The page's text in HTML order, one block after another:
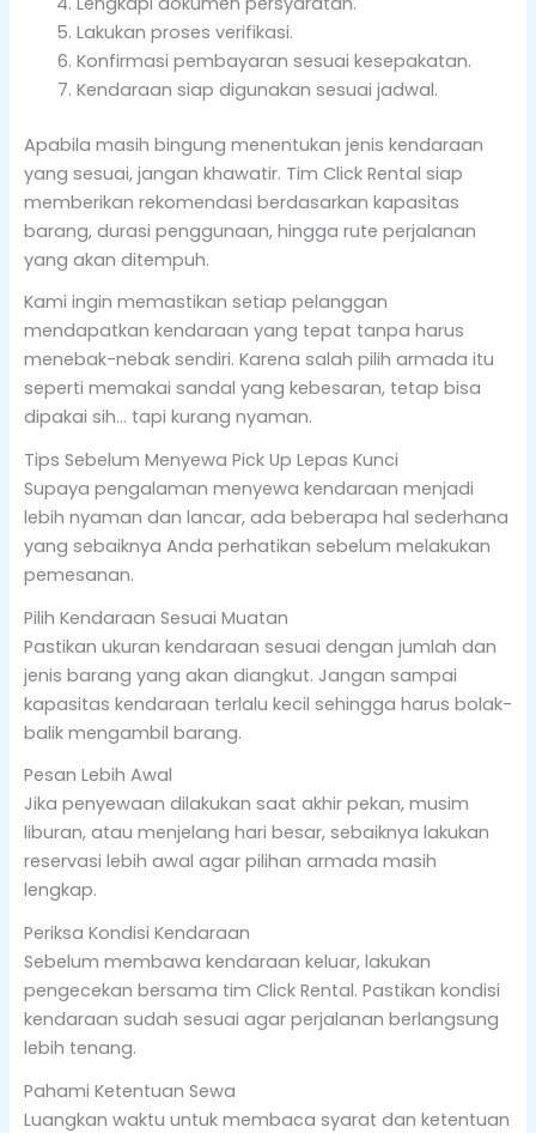
Lakukan proses verifikasi.
Konfirmasi pembayaran sesuai kesepakatan.
Kendaraan siap digunakan sesuai jadwal.
Apabila masih bingung menentukan jenis kendaraan
yang sesuai, jangan khawatir. Tim Click Rental siap
memberikan rekomendasi berdasarkan kapasitas
barang, durasi penggunaan, hingga rute perjalanan
yang akan ditempuh.
Kami ingin memastikan setiap pelanggan
mendapatkan kendaraan yang tepat tanpa harus
menebak-nebak sendiri. Karena salah pilih armada itu
seperti memakai sandal yang kebesaran, tetap bisa
dipakai sih… tapi kurang nyaman.
Tips Sebelum Menyewa Pick Up Lepas Kunci
Supaya pengalaman menyewa kendaraan menjadi
lebih nyaman dan lancar, ada beberapa hal sederhana
yang sebaiknya Anda perhatikan sebelum melakukan
pemesanan.
Pilih Kendaraan Sesuai Muatan
Pastikan ukuran kendaraan sesuai dengan jumlah dan
jenis barang yang akan diangkut. Jangan sampai
kapasitas kendaraan terlalu kecil sehingga harus bolak-
balik mengambil barang.
Pesan Lebih Awal
Jika penyewaan dilakukan saat akhir pekan, musim
liburan, atau menjelang hari besar, sebaiknya lakukan
reservasi lebih awal agar pilihan armada masih
lengkap.
Periksa Kondisi Kendaraan
Sebelum membawa kendaraan keluar, lakukan
pengecekan bersama tim Click Rental. Pastikan kondisi
kendaraan sudah sesuai agar perjalanan berlangsung
lebih tenang.
Pahami Ketentuan Sewa
Luangkan waktu untuk membaca syarat dan ketentuan